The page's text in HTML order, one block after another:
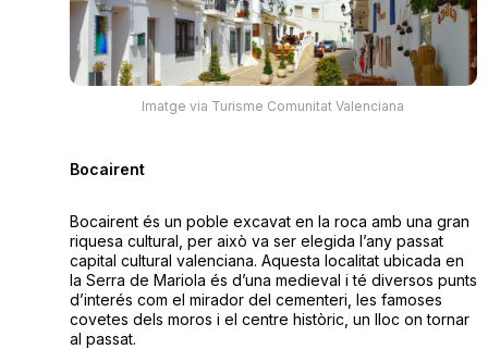
Imatge via Turisme Comunitat Valenciana
Bocairent
Bocairent és un poble excavat en la roca amb una gran
riquesa cultural, per això va ser elegida l’any passat
capital cultural valenciana. Aquesta localitat ubicada en
la Serra de Mariola és d’una medieval i té diversos punts
d’interés com el mirador del cementeri, les famoses
covetes dels moros i el centre històric, un lloc on tornar
al passat.